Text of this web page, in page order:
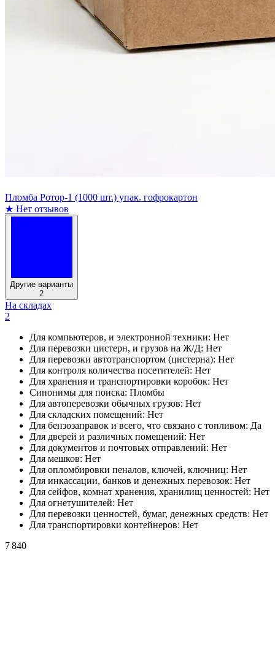
Пломба Ротор-1 (1000 шт.) упак. гофрокартон
★ Нет отзывов
Другие варианты
2
На складах
2
Для компьютеров, и электронной техники: Нет
Для перевозки цистерн, и грузов на Ж/Д: Нет
Для перевозки автотранспортом (цистерна): Нет
Для контроля количества посетителей: Нет
Для хранения и транспортировки коробок: Нет
Синонимы для поиска: Пломбы
Для автоперевозки обычных грузов: Нет
Для складских помещений: Нет
Для бензозаправок и всего, что связано с топливом: Да
Для дверей и различных помещений: Нет
Для документов и почтовых отправлений: Нет
Для мешков: Нет
Для опломбировки пеналов, ключей, ключниц: Нет
Для инкассации, банков и денежных перевозок: Нет
Для сейфов, комнат хранения, хранилищ ценностей: Нет
Для огнетушителей: Нет
Для перевозки ценностей, бумаг, денежных средств: Нет
Для транспортировки контейнеров: Нет
7 840